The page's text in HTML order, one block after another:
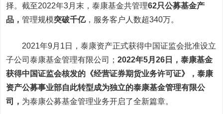
择。截至2022年3月末，泰康基金共管理62只公募基金产
品，管理规模突破千亿， 服务客户人数超340万。
2021年9月1日，泰康资产正式获得中国证监会批准设立
子公司泰康基金管理有限公司；2022年5月26日，泰康基金
获得中国证监会核发的《经营证券期货业务许可证》，泰康
资产公募事业部自此转型成为独立的泰康基金管理有限公
司， 为泰康公募基金管理业务开启了全新篇章。